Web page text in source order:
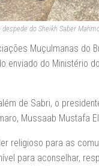
despede do Sheikh Saber
Muçulmanas do
enviado do Ministério
de Sabri, o
Mussaab Mustafa
religioso para as
para aconselhar,